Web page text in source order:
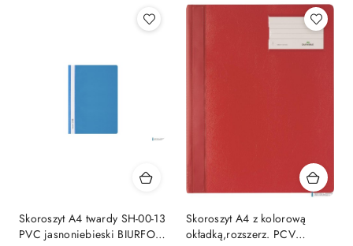
Skoroszyt A4 twardy SH-00-13
PVC jasnoniebieski BIURFOL
Skoroszyt A4 z kolorową
okładką,rozszerz. PCV